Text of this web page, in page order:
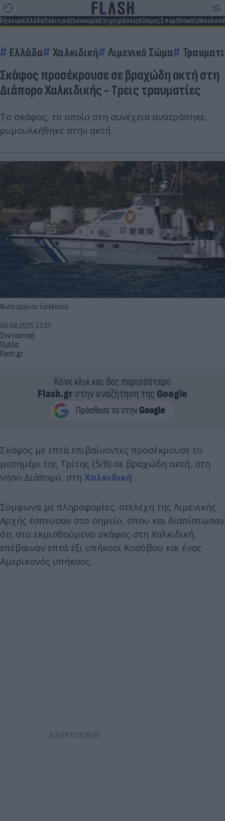
ΕλλάδαΠολιτικήΟικονομίαΕπιχειρήσειςΚόσμοςΣπορShowbizWeekend
Ελλάδα Χαλκιδική Λιμενικό Σώμα
Σκάφος προσέκρουσε σε βραχώδη ακτή στη
Διάπορο Χαλκιδικής - Tρεις τραυματίες
Το σκάφος, το οποίο στη συνέχεια ανατράπηκε,
ρυμουλκήθηκε στην ακτή.
Φωτο αρχείου: Eurokinissi
Συντακτική
Ομάδα
Flash.gr
06.08.2025 13:37
Κάνε κλικ και δες περισσότερο
Flash.grστην αναζήτηση της Google
Σκάφος με επτά επιβαίνοντες προσέκρουσε το
μεσημέρι της Τρίτης (5/8) σε βραχώδη ακτή, στη
νήσο Διάπορο, στη Χαλκιδική .
Σύμφωνα με πληροφορίες, στελέχη της Λιμενικής
Αρχής έσπευσαν στο σημείο, όπου και διαπίστωσαν
ότι στο εκμισθούμενο σκάφος στη Χαλκιδική,
επέβαιναν επτά έξι υπήκοοι Κοσόβου και ένας
Αμερικανός υπήκοος.